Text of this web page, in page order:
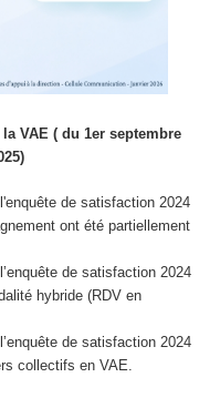
VAE ( du 1er septembre
de satisfaction 2024
ont été partiellement
de satisfaction 2024
hybride (RDV en
de satisfaction 2024
collectifs en VAE